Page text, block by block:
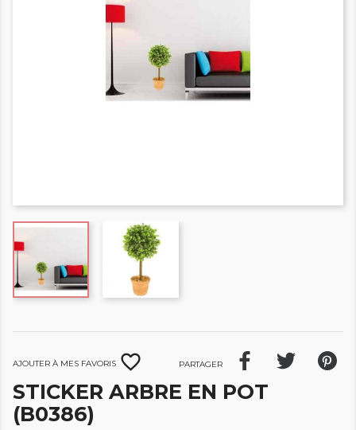
Ajouter à mes favoris favorite_border Partager
STICKER ARBRE EN POT
(B0386)